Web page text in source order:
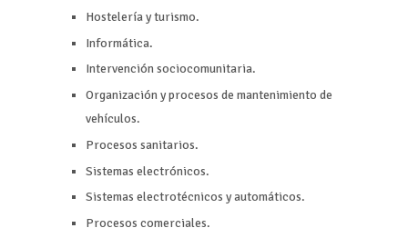
Hostelería y turismo.
Informática.
Intervención sociocomunitaria.
Organización y procesos de mantenimiento de
vehículos.
Procesos sanitarios.
Sistemas electrónicos.
Sistemas electrotécnicos y automáticos.
Procesos comerciales.